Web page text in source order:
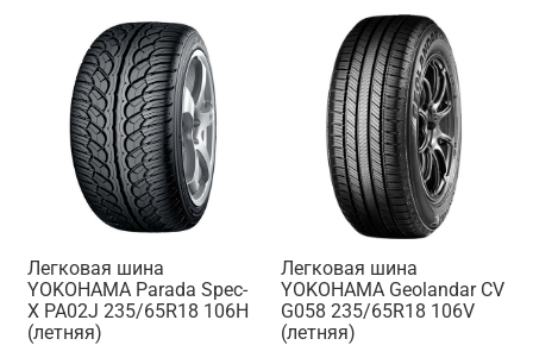
Легковая шина
YOKOHAMA Parada Spec-
X PA02J 235/65R18 106H
(летняя)
Легковая шина
YOKOHAMA Geolandar CV
G058 235/65R18 106V
(летняя)